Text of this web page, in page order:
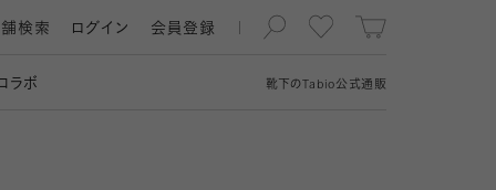
靴下の Tabio公式通販
検索 ログイン 会員登録
ラボ